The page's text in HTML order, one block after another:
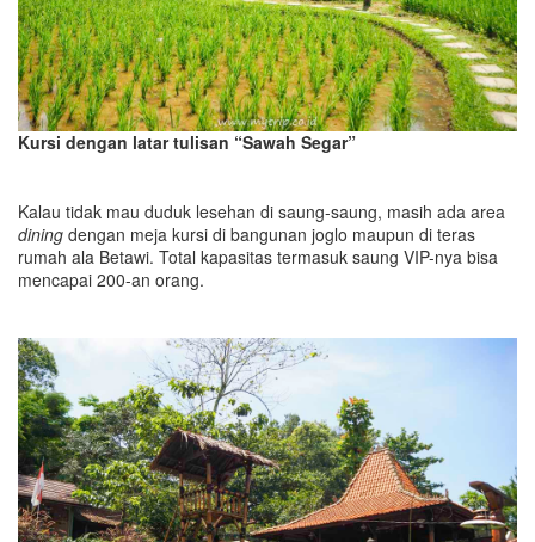
Kursi dengan latar tulisan “Sawah Segar”
Kalau tidak mau duduk lesehan di saung-saung, masih ada area
dining dengan meja kursi di bangunan joglo maupun di teras
rumah ala Betawi. Total kapasitas termasuk saung VIP-nya bisa
mencapai 200-an orang.